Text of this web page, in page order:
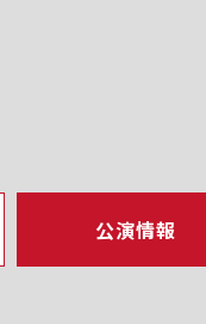
公演情報